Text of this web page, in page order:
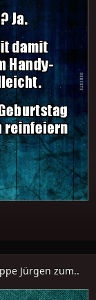
Jürgen zum..